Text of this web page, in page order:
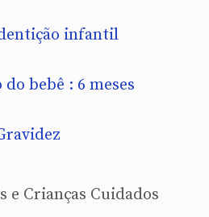
infantil
bebê : 6 meses
e Crianças Cuidados